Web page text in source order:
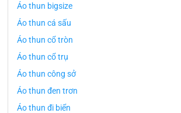
Áo thun bigsize
Áo thun cá sấu
Áo thun cổ tròn
Áo thun cổ trụ
Áo thun công sở
Áo thun đen trơn
Áo thun đi biển